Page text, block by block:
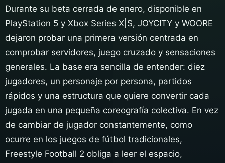
Durante su beta cerrada de enero, disponible en
PlayStation 5 y Xbox Series X|S, JOYCITY y WOORE
dejaron probar una primera versión centrada en
comprobar servidores, juego cruzado y sensaciones
generales. La base era sencilla de entender: diez
jugadores, un personaje por persona, partidos
rápidos y una estructura que quiere convertir cada
jugada en una pequeña coreografía colectiva. En vez
de cambiar de jugador constantemente, como
ocurre en los juegos de fútbol tradicionales,
Freestyle Football 2 obliga a leer el espacio,